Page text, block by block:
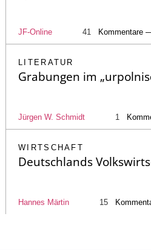
JF-Online 41 Kommentare
LITERATUR
Grabungen im
Jürgen W. Schmidt 1
WIRTSCHAFT
Deutschlands
Hannes Märtin 15